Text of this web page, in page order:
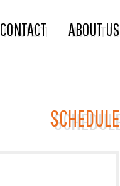
CONTACT ABOUT US
SCHEDULE